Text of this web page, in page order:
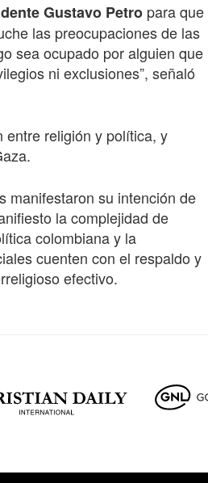
Gustavo Petro para que
las preocupaciones de las
sea ocupado por alguien que
ni exclusiones”, señaló
entre religión y política, y
manifestaron su intención de
la complejidad de
colombiana y la
cuenten con el respaldo y
efectivo.